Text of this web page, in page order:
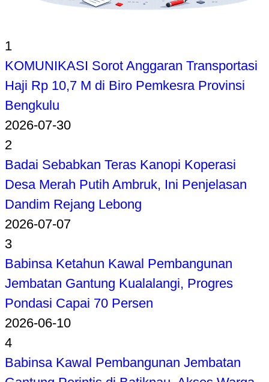
1
KOMUNIKASI Sorot Anggaran Transportasi
Haji Rp 10,7 M di Biro Pemkesra Provinsi
Bengkulu
2026-07-30
2
Badai Sebabkan Teras Kanopi Koperasi
Desa Merah Putih Ambruk, Ini Penjelasan
Dandim Rejang Lebong
2026-07-07
3
Babinsa Ketahun Kawal Pembangunan
Jembatan Gantung Kualalangi, Progres
Pondasi Capai 70 Persen
2026-06-10
4
Babinsa Kawal Pembangunan Jembatan